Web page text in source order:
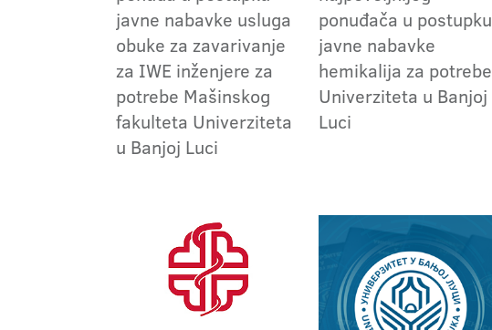
javne nabavke usluga
obuke za zavarivanje
za IWE inženjere za
potrebe Mašinskog
fakulteta Univerziteta
u Banjoj Luci
ponuđača u postupku
javne nabavke
hemikalija za potrebe
Univerziteta u Banjoj
Luci